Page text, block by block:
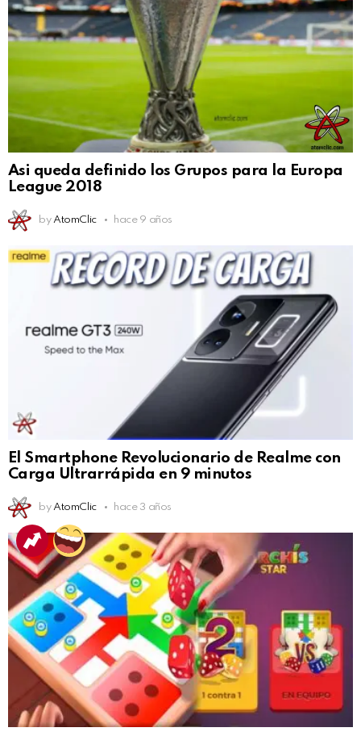
Asi queda definido los Grupos para la Europa
League 2018
by AtomClic hace 9 años
El Smartphone Revolucionario de Realme con
Carga Ultrarrápida en 9 minutos
by AtomClic hace 3 años